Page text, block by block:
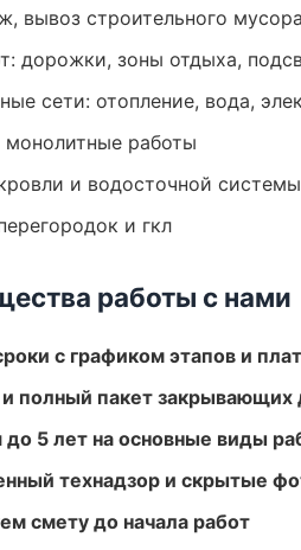
вывоз строительного мусора
дорожки, зоны отдыха,
сети: отопление, вода,
монолитные работы
и водосточной системы
и гкл
работы с нами
с графиком этапов и
полный пакет закрывающих
до 5 лет на основные виды
технадзор и скрытые
смету до начала работ